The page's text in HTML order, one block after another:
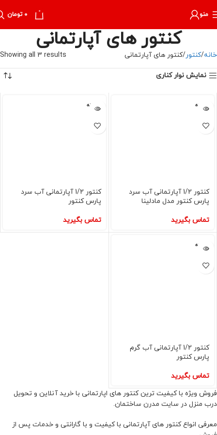
منو 0 ۰ تومان
کنتور های آپارتمانی
خانه کنتور کنتور های آپارتمانی Showing all 3 results
نمایش نوار کناری
فروخته
شده
کنتور 1/2 آپارتمانی آب سرد
پارس کنتور مدل مادلینا
تماس بگیرید
فروخته
شده
کنتور 1/2 آپارتمانی آب سرد
پارس کنتور
تماس بگیرید
فروخته
شده
کنتور 1/2 آپارتمانی آب گرم
پارس کنتور
تماس بگیرید
فروش ویژه با کیفیت ترین کنتور های اپارتمانی با خرید آنلاین و تحویل
درب منزل در سایت مدرن ساختمان.
معرفی انواع کنتور های آپارتمانی با کیفیت و با گارانتی و خدمات پس از